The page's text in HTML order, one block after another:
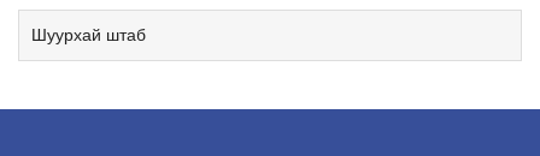
Шуурхай штаб